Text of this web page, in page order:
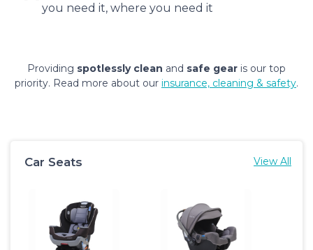
you need it, where you need it
Providing spotlessly clean and safe gear is our top
priority. Read more about our insurance, cleaning & safety.
Car Seats View All